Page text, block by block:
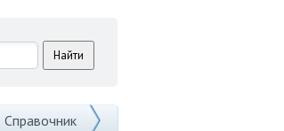
Справочник